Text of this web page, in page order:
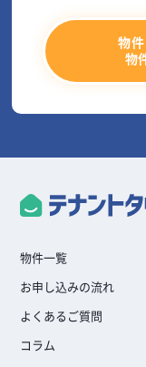
物
物
物件一覧
お申し込みの流れ
よくあるご質問
コラム